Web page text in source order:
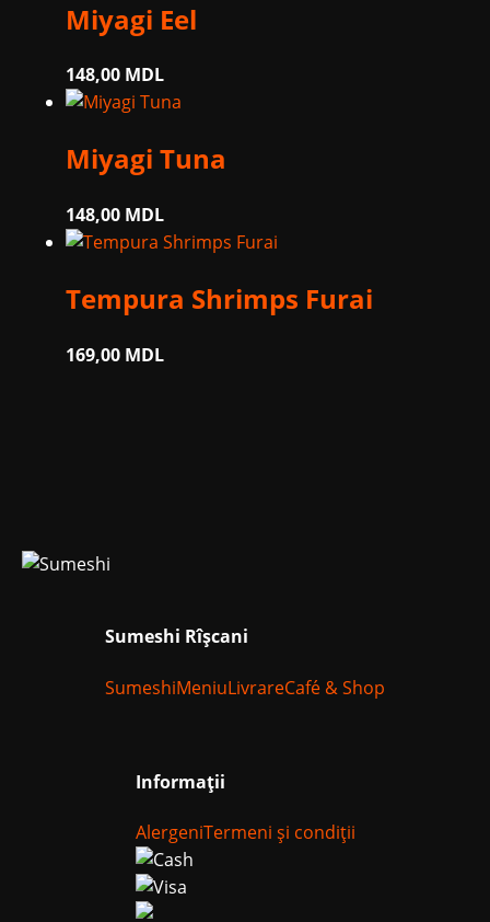
Miyagi Eel
148,00 MDL
Miyagi Tuna
148,00 MDL
Tempura Shrimps Furai
169,00 MDL
Sumeshi Rîșcani
SumeshiMeniuLivrareCafе́ & Shop
Informații
AlergeniTermeni și condiții